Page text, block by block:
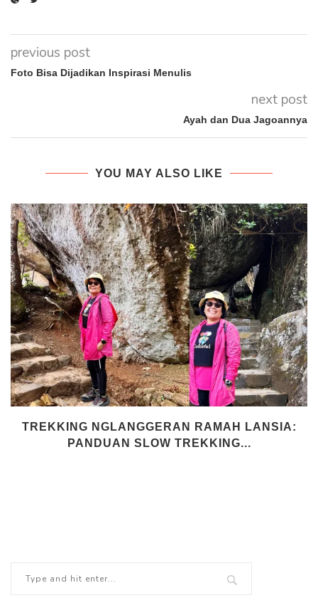
previous post
Foto Bisa Dijadikan Inspirasi Menulis
next post
Ayah dan Dua Jagoannya
YOU MAY ALSO LIKE
TREKKING NGLANGGERAN RAMAH LANSIA:
PANDUAN SLOW TREKKING...